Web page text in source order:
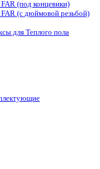
(под концевики)
(с дюймовой резьбой)
для Теплого пола